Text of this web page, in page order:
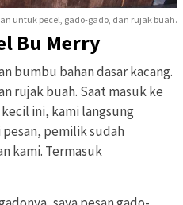
untuk pecel, gado-gado, dan rujak buah.
Bu Merry
bumbu bahan dasar kacang.
rujak buah. Saat masuk ke
ini, kami langsung
pesan, pemilik sudah
kami. Termasuk